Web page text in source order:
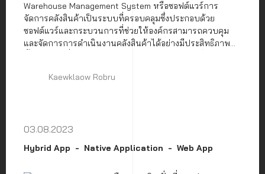
Warehouse Management System หรือซอฟต์แวร์การ
จัดการคลังสินค้าเป็นระบบที่ครอบคลุมซึ่งประกอบด้วย
ซอฟต์แวร์และกระบวนการที่ช่วยให้องค์กรสามารถควบคุม
และจัดการการดำเนินงานคลังสินค้าได้อย่างมีประสิทธิภาพ
Kaewklaow Robru
03.08.2023
Hybrid App Native Application Web App